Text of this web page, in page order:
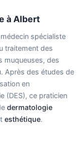
à Albert
spécialiste
traitement des
muqueuses, des
Après des études de
en
(DES), ce praticien
dermatologie
esthétique.